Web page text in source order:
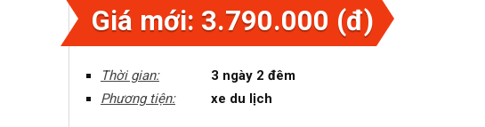
Giá mới: 3.790.000 (đ)
Thời gian:
3 ngày 2 đêm
Phương tiện:
xe du lịch